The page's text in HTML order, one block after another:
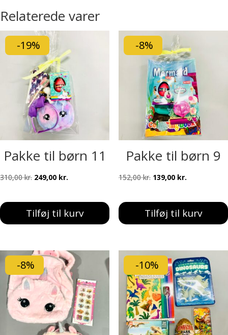
Relaterede varer
-19%
Pakke til børn 11
310,00kr. Den
pris
var:
249,00 kr.
pris
er:
Tilføj til kurv
-8%
Pakke til børn 9
152,00kr. Den
pris
var:
139,00 kr.Den
pris
er:
Tilføj til kurv
-8% -10%